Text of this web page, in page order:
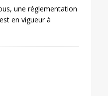
une réglementation
en vigueur à